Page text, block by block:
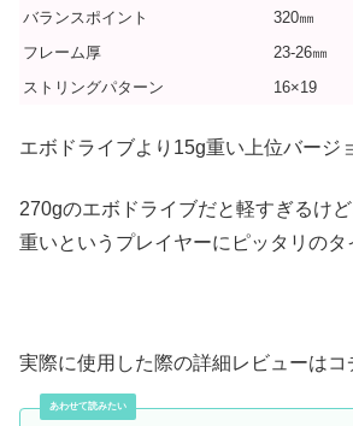
バランスポイント
320㎜
フレーム厚
23-26㎜
ストリングパターン
16×19
エボドライブより15g重い上位バージ
270gのエボドライブだと軽すぎるけ
重いというプレイヤーにピッタリのタ
実際に使用した際の詳細レビューはコ